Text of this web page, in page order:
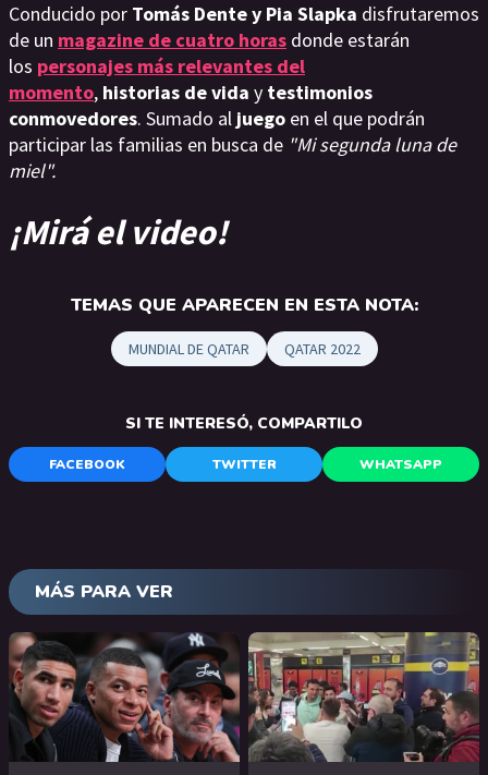
Conducido por Tomás Dente y Pia Slapka disfrutaremos
de un magazine de cuatro horas donde estarán
los personajes más relevantes del
momento, historias de vida y testimonios
conmovedores. Sumado al juego en el que podrán
participar las familias en busca de "Mi segunda luna de
miel".
¡Mirá el video!
TEMAS QUE APARECEN EN ESTA NOTA:
MUNDIAL DE QATAR QATAR 2022
SI TE INTERESÓ, COMPARTILO
FACEBOOK TWITTER WHATSAPP
MÁS PARA VER